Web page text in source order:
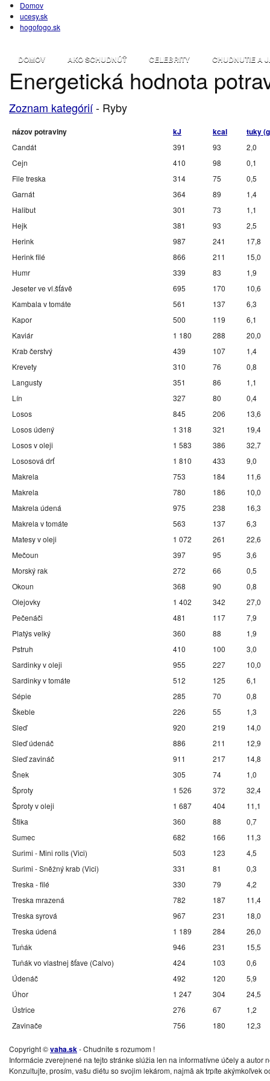
Domov
ucesy.sk
hogofogo.sk
DOMOV AKO SCHUDNÚŤ CELEBRITY CHUDNUTIE A
Energetická hodnota
Zoznam kategórií- Ryby
názov potraviny kJ kcal tuky
Candát 391 93
2,0
Cejn
410 98
0,1
File treska
314 75
0,5
Garnát
364 89
1,4
Halibut
301 73
1,1
Hejk
381 93
2,5
Herink
987 241
17,8
Herink filé
866 211
15,0
Humr
339 83
1,9
Jeseter ve vl.šťávě
695 170
10,6
Kambala v tomáte
561 137
6,3
Kapor
500 119
6,1
Kaviár
1 180 288
20,0
Krab čerstvý
439 107
1,4
Krevety
310 76
0,8
Langusty
351 86
1,1
Lín
327 80
0,4
Losos
845 206
13,6
Losos údený
1 318 321
19,4
Losos v oleji
1 583 386
32,7
Lososová drť
1 810 433
9,0
Makrela
753 184
11,6
Makrela
780 186
10,0
Makrela údená
975 238
16,3
Makrela v tomáte
563 137
6,3
Matesy v oleji
1 072 261
22,6
Mečoun
397 95
3,6
Morský rak
272 66
0,5
Okoun
368 90
0,8
Olejovky
1 402 342
27,0
Pečenáči
481 117
7,9
Platýs velký
360 88
1,9
Pstruh
410 100
3,0
Sardinky v oleji
955 227
10,0
Sardinky v tomáte
512 125
6,1
Sépie
285 70
0,8
Škeble
226 55
1,3
Sleď
920 219
14,0
Sleď údenáč
886 211
12,9
Sleď zavináč
911 217
14,8
Šnek
305 74
1,0
Šproty
1 526 372
32,4
Šproty v oleji
1 687 404
11,1
Štika
360 88
0,7
Sumec
682 166
11,3
Surimi - Mini rolls (Vici)
503 123
4,5
Surimi - Sněžný krab (Vici)
331 81
0,3
Treska - filé
330 79
4,2
Treska mrazená
782 187
11,4
Treska syrová
967 231
18,0
Treska údená
1 189 284
26,0
Tuňák
946 231
15,5
Tuňák vo vlastnej šťave (Calvo)
424 103
0,6
Údenáč
492 120
5,9
Úhor
1 247 304
24,5
Ústrice
276 67
1,2
Zavinače
756 180 12,3
Copyright ©vaha.sk- Chudnite s rozumom !
Informácie zverejnené na tejto stránke slúžia len na informatívne účely a
Konzultujte, prosím, vašu diétu so svojim lekárom, najmä ak trpíte akýmkoľvek